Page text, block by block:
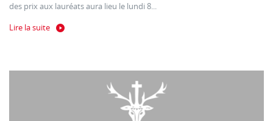
des prix aux lauréats aura lieu le lundi 8...
Lire la suite